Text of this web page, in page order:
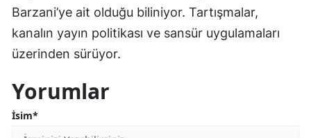
Barzani’ye ait olduğu biliniyor. Tartışmalar,
kanalın yayın politikası ve sansür uygulamaları
üzerinden sürüyor.
Yorumlar
İsim*